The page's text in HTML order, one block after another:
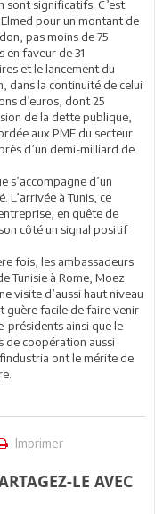
sont significatifs. C’est
pour un montant de
pas moins de 75
en faveur de 31
et le lancement du
dans la continuité de celui
d’euros, dont 25
de la dette publique,
aux PME du secteur
d’un demi-milliard de
s’accompagne d’un
L’arrivée à Tunis, ce
en quête de
côté un signal positif
fois, les ambassadeurs
Tunisie à Rome, Moez
visite d’aussi haut niveau
guère facile de faire venir
présidents ainsi que le
de coopération aussi
ont le mérite de
Imprimer
LE AVEC